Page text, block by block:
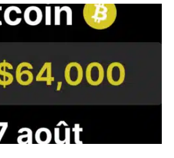
000 dollars pendant que les